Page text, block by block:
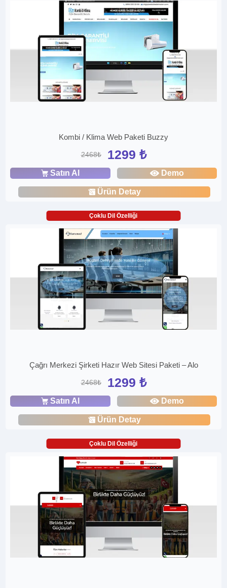
Kombi / Klima Web Paketi Buzzy
2468₺ 1299 ₺
Satın Al Demo
Ürün Detay
Çoklu Dil Özelliği
Çağrı Merkezi Şirketi Hazır Web Sitesi Paketi – Alo
2468₺ 1299 ₺
Satın Al Demo
Ürün Detay
Çoklu Dil Özelliği